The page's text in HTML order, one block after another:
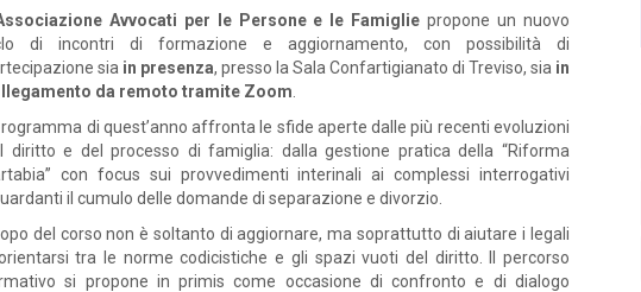
Avvocati per le Persone e le Famiglie propone un nuovo
di incontri di formazione e aggiornamento, con possibilità di
sia in presenza, presso la Sala Confartigianato di Treviso, sia in
da remoto tramite Zoom
di quest’anno affronta le sfide aperte dalle più recenti evoluzioni
diritto e del processo di famiglia: dalla gestione pratica della “Riforma
con focus sui provvedimenti interinali ai complessi interrogativi
il cumulo delle domande di separazione e divorzio.
del corso non è soltanto di aggiornare, ma soprattutto di aiutare i legali
tra le norme codicistiche e gli spazi vuoti del diritto. Il percorso
si propone in primis come occasione di confronto e di dialogo